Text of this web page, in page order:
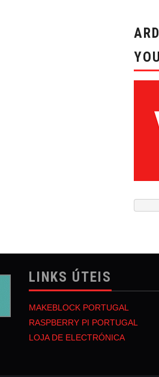
LINKS ÚTEIS
MAKEBLOCK PORTUGAL
RASPBERRY PI PORTUGAL
LOJA DE ELECTRÓNICA